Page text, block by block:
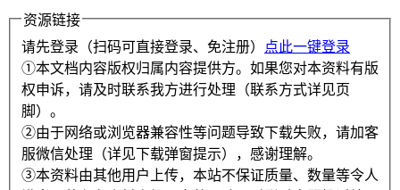
资源链接
请先登录（扫码可直接登录、免注册）
点此一键登录
①本文档内容版权归属内容提供方。如果您对本资料有版
权申诉，请及时联系我方进行处理（联系方式详见页
脚）。
②由于网络或浏览器兼容性等问题导致下载失败，请加客
服微信处理（详见下载弹窗提示），感谢理解。
③本资料由其他用户上传，本站不保证质量、数量等令人